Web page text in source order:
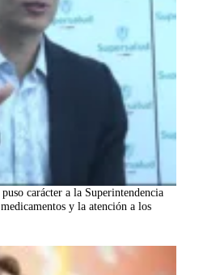
carácter a la Superintendencia
y la atención a los